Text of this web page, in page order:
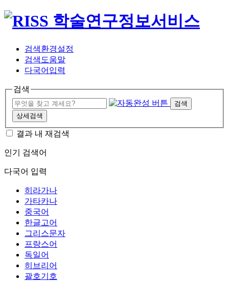
검색환경설정
검색도움말
다국어입력
검색
검색
상세검색
결과 내 재검색
인기 검색어
다국어 입력
히라가나
가타카나
중국어
한글고어
그리스문자
프랑스어
독일어
히브리어
괄호기호